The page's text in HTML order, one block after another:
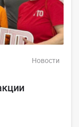
Новости